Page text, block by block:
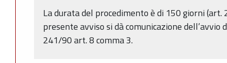
La durata del procedimento è di 150 giorni (art.
presente avviso si dà comunicazione dell’avvio
241/90 art. 8 comma 3.